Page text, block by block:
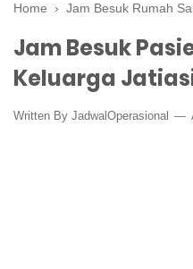
Home › Jam Besuk Rumah
Jam Besuk
Keluarga
Written By JadwalOperasional